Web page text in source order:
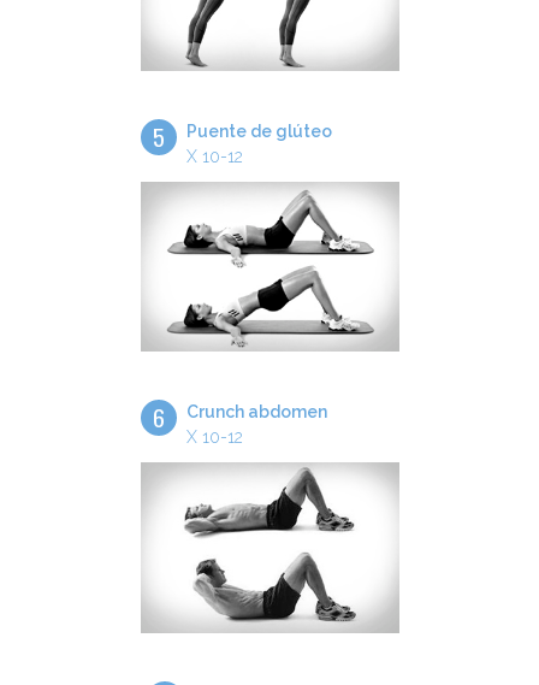
5
Puente de glúteo
X 10-12
6
Crunch abdomen
X 10-12